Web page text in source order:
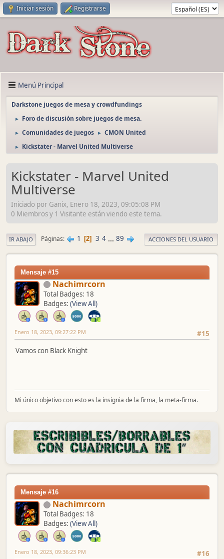
Iniciar sesión Registrarse
Menú Principal
Darkstone juegos de mesa y crowdfundings
► Foro de discusión sobre juegos de mesa.
► Comunidades de juegos ► CMON United
► Kickstater - Marvel United Multiverse
Kickstater - Marvel United
Multiverse
Iniciado por Ganix, Enero 18, 2023, 09:05:08 PM
0 Miembros y 1 Visitante están viendo este tema.
IR ABAJO Páginas 1 2 3 4 ... 89 ACCIONES DEL USUARIO
Mensaje #15
Nachimrcorn
Total Badges: 18
Badges: (View All)
#15
Enero 18, 2023, 09:27:22 PM
Vamos con Black Knight
Mi único objetivo con esto es la insignia de la firma, la meta-firma.
Mensaje #16
Nachimrcorn
Total Badges: 18
Badges: (View All)
#16
Enero 18, 2023, 09:36:23 PM